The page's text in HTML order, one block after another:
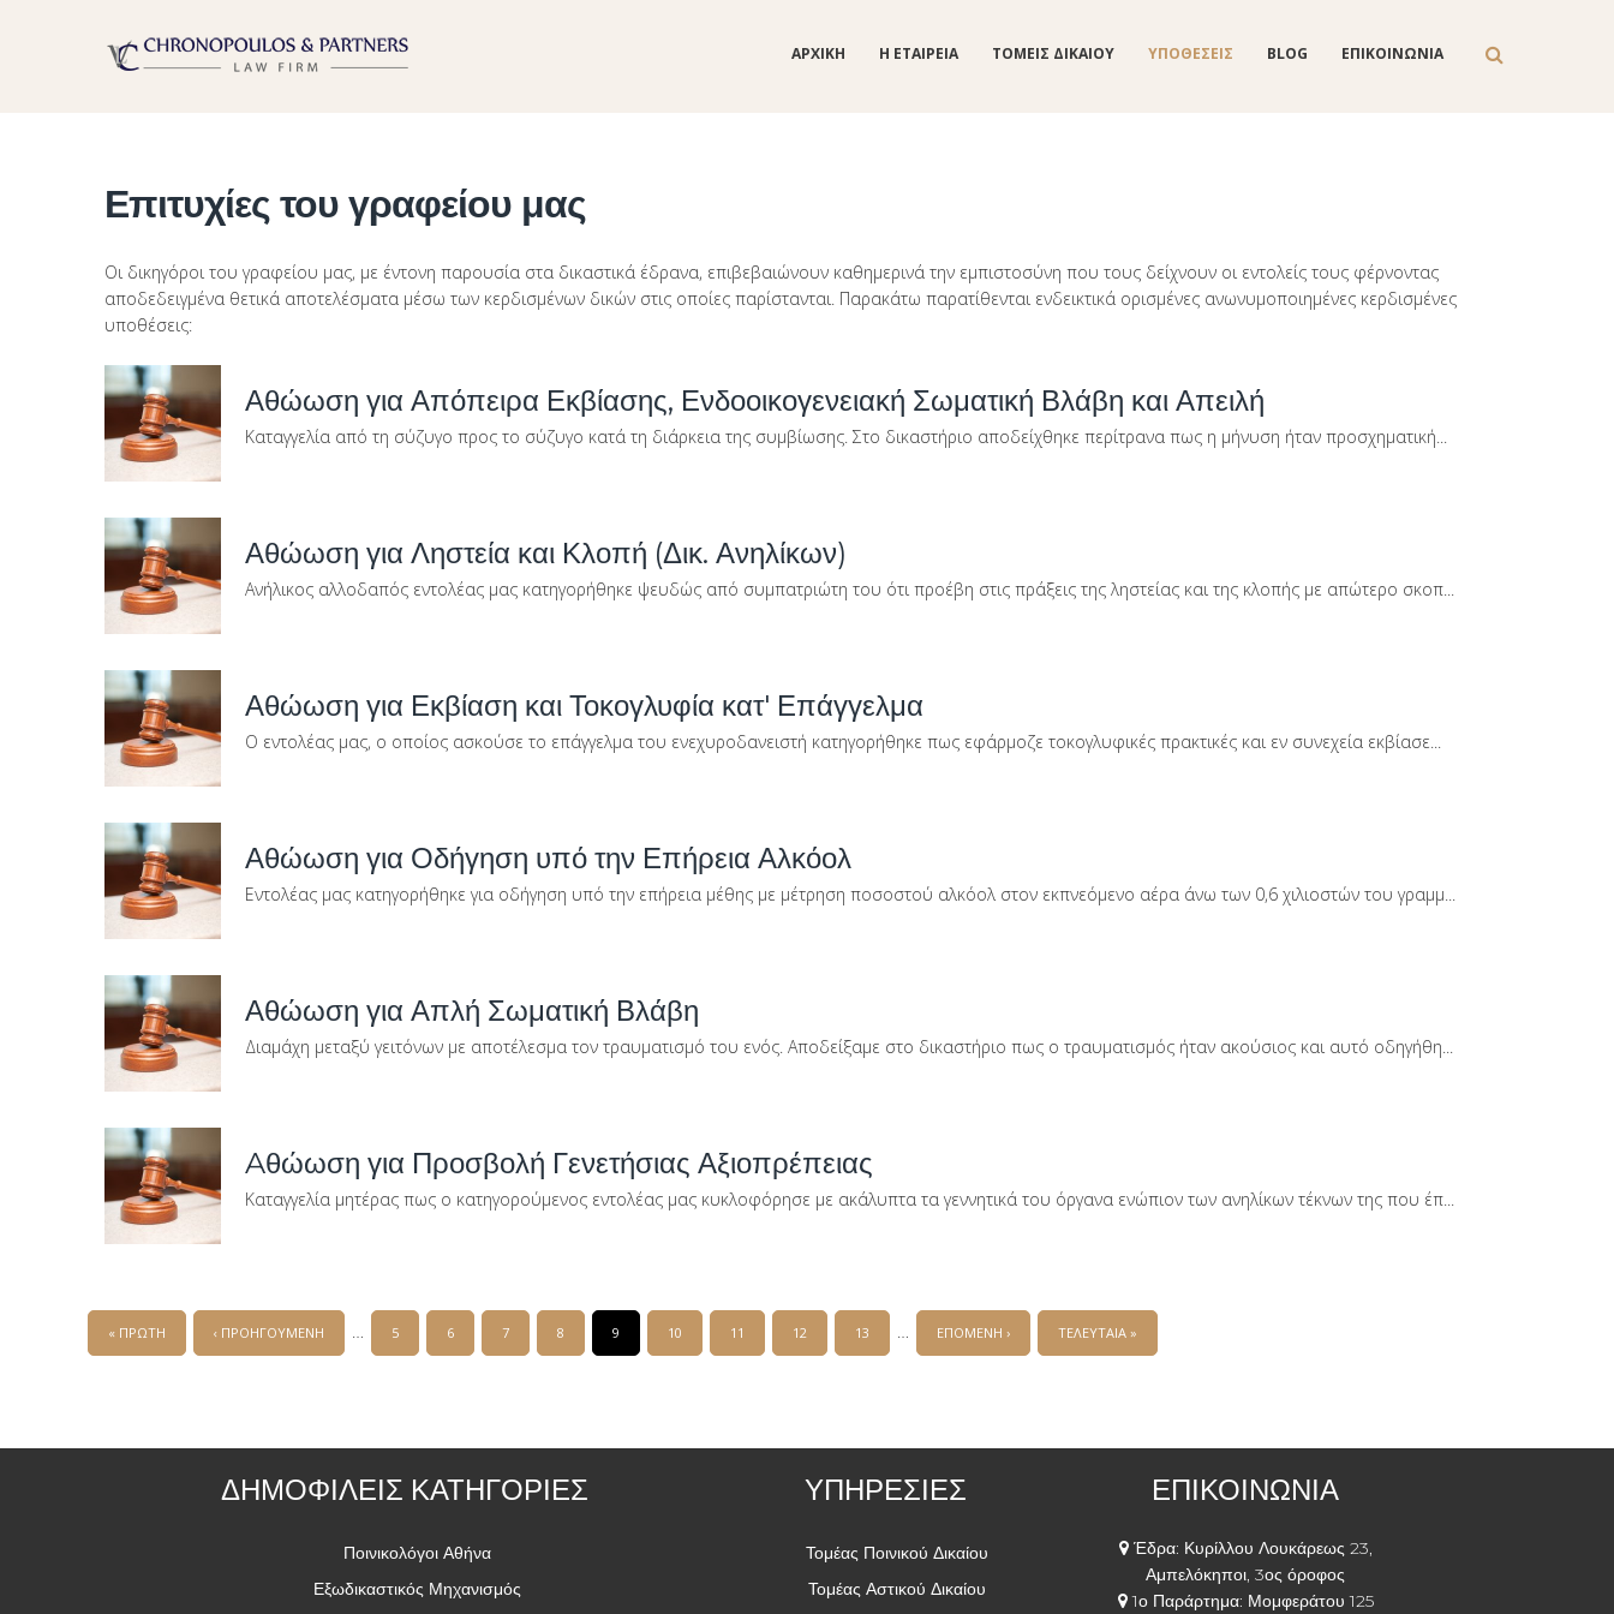
ΑΡΧΙΚΗ Η ΕΤΑΙΡΕΙΑ ΤΟΜΕΙΣ ΔΙΚΑΙΟΥ ΥΠΟΘΕΣΕΙΣ BLOG ΕΠΙΚΟΙΝΩΝΙΑ
Επιτυχίες του γραφείου μας
Οι δικηγόροι του γραφείου μας, με έντονη παρουσία στα δικαστικά έδρανα, επιβεβαιώνουν καθημερινά την εμπιστοσύνη που τους δείχνουν οι εντολείς τους φέρνοντας
αποδεδειγμένα θετικά αποτελέσματα μέσω των κερδισμένων δικών στις οποίες παρίστανται. Παρακάτω παρατίθενται ενδεικτικά ορισμένες ανωνυμοποιημένες κερδισμένες
υποθέσεις:
Αθώωση για Απόπειρα Εκβίασης, Ενδοοικογενειακή Σωματική Βλάβη και Απειλή
Καταγγελία από τη σύζυγο προς το σύζυγο κατά τη διάρκεια της συμβίωσης. Στο δικαστήριο αποδείχθηκε περίτρανα πως η μήνυση ήταν προσχηματική...
Αθώωση για Ληστεία και Κλοπή (Δικ. Ανηλίκων)
Ανήλικος αλλοδαπός εντολέας μας κατηγορήθηκε ψευδώς από συμπατριώτη του ότι προέβη στις πράξεις της ληστείας και της κλοπής με απώτερο σκοπ...
Αθώωση για Εκβίαση και Τοκογλυφία κατ' Επάγγελμα
Ο εντολέας μας, ο οποίος ασκούσε το επάγγελμα του ενεχυροδανειστή κατηγορήθηκε πως εφάρμοζε τοκογλυφικές πρακτικές και εν συνεχεία εκβίασε...
Αθώωση για Οδήγηση υπό την Επήρεια Αλκόολ
Εντολέας μας κατηγορήθηκε για οδήγηση υπό την επήρεια μέθης με μέτρηση ποσοστού αλκόολ στον εκπνεόμενο αέρα άνω των 0,6 χιλιοστών του γραμμ...
Αθώωση για Απλή Σωματική Βλάβη
Διαμάχη μεταξύ γειτόνων με αποτέλεσμα τον τραυματισμό του ενός. Αποδείξαμε στο δικαστήριο πως ο τραυματισμός ήταν ακούσιος και αυτό οδηγήθη...
Aθώωση για Προσβολή Γενετήσιας Αξιοπρέπειας
Καταγγελία μητέρας πως ο κατηγορούμενος εντολέας μας κυκλοφόρησε με ακάλυπτα τα γεννητικά του όργανα ενώπιον των ανηλίκων τέκνων της που έπ...
Σελίδες
« ΠΡΩΤΗ ‹ ΠΡΟΗΓΟΥΜΕΝΗ … 5 6 7 8 9 10 11 12 13 … ΕΠΟΜΕΝΗ › ΤΕΛΕΥΤΑΙΑ »
ΔΗΜΟΦΙΛΕΙΣ ΚΑΤΗΓΟΡΙΕΣ
Ποινικολόγοι Αθήνα
Εξωδικαστικός Μηχανισμός
ΥΠΗΡΕΣΙΕΣ
Τομέας Ποινικού Δικαίου
Τομέας Αστικού Δικαίου
ΕΠΙΚΟΙΝΩΝΙΑ
Έδρα: Κυρίλλου Λουκάρεως 23,
Αμπελόκηποι, 3ος όροφος
1ο Παράρτημα: Μομφεράτου 125